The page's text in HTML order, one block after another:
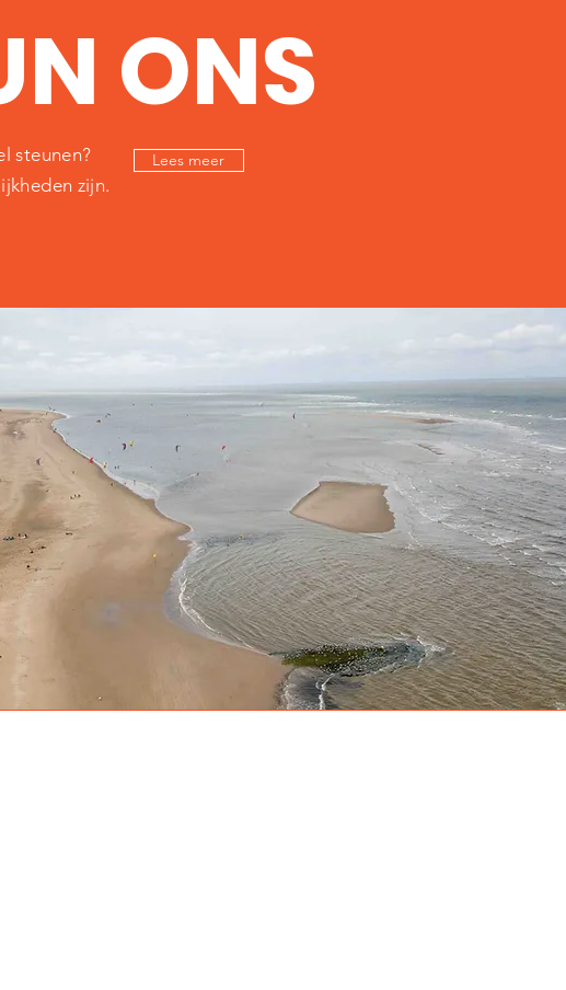
ONS
steunen?
zijn.
Lees meer